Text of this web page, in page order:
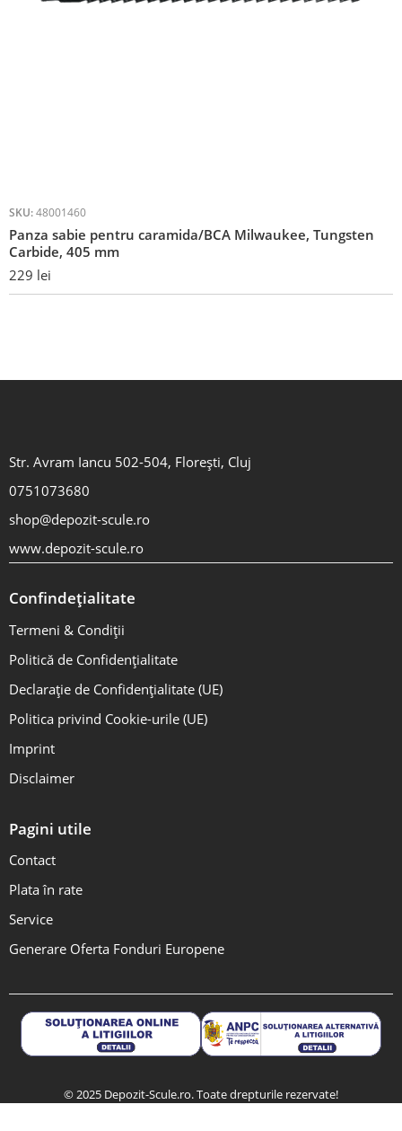
SKU: 48001460
Panza sabie pentru caramida/BCA Milwaukee, Tungsten
Carbide, 405 mm
229 lei
Str. Avram Iancu 502-504, Florești, Cluj
0751073680
shop@depozit-scule.ro
www.depozit-scule.ro
Confindețialitate
Termeni & Condiții
Politică de Confidențialitate
Declarație de Confidențialitate (UE)
Politica privind Cookie-urile (UE)
Imprint
Disclaimer
Pagini utile
Contact
Plata în rate
Service
Generare Oferta Fonduri Europene
© 2025 Depozit-Scule.ro. Toate drepturile rezervate!